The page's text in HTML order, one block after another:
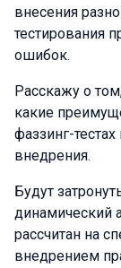
внесения
тестирования
ошибок.
Расскажу о
какие
фаззинг-
внедрения.
Будут
динамический
рассчитан на
внедрением